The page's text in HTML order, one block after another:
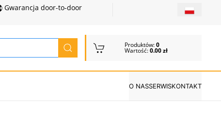
Gwarancja door-to-door
Produktów:0
Wartość:0.00 zł
O NASSERWISKONTAKT